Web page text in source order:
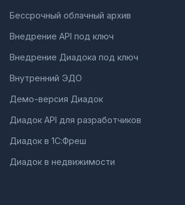
Бессрочный облачный архив
Внедрение API под ключ
Внедрение Диадока под ключ
Внутренний ЭДО
Демо-версия Диадок
Диадок API для разработчиков
Диадок в 1С:Фреш
Диадок в недвижимости